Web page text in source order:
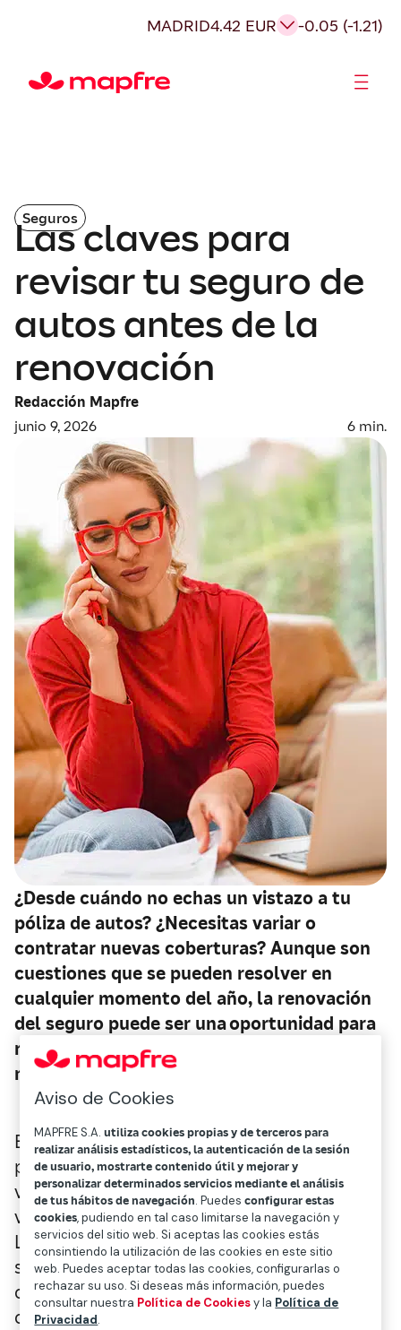
MADRID4.42 EUR -0.05 (-1.21)
Seguros
Las claves para
revisar tu seguro de
autos antes de la
renovación
Redacción Mapfre
junio 9, 2026
6 min.
¿Desde cuándo no echas un vistazo a tu
póliza de autos? ¿Necesitas variar o
contratar nuevas coberturas? Aunque son
cuestiones que se pueden resolver en
cualquier momento del año, la renovación
del seguro puede ser una oportunidad para
revisar y ajustar la protección a tus
necesidades actuales.
En el mundo del seguro la renovación es el
proceso por el cual, una vez alcanzado el
vencimiento de la póliza, se extiende su
vigencia por un nuevo periodo de cobertura.
La duración de las pólizas de automóviles
suele ser por periodos anuales, es decir,
cada año, salvo casos especiales, la
cobertura vence y hay que prorrogarla. Por
Aviso de Cookies
MAPFRE S.A.utiliza cookies propias y de terceros para
realizar análisis estadísticos, la autenticación de la sesión
de usuario, mostrarte contenido útil y mejorar y
personalizar determinados servicios mediante el análisis
de tus hábitos de navegación. Puedesconfigurar estas
cookies, pudiendo en tal caso limitarse la navegación y
servicios del sitio web. Si aceptas las cookies estás
consintiendo la utilización de las cookies en este sitio
web. Puedes aceptar todas las cookies, configurarlas o
rechazar su uso. Si deseas más información, puedes
consultar nuestra Política de Cookiesy la Política de
Privacidad.